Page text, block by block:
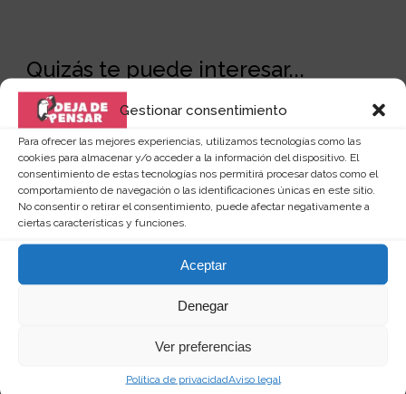
Gestionar consentimiento
Para ofrecer las mejores experiencias, utilizamos tecnologías como las
cookies para almacenar y/o acceder a la información del dispositivo. El
consentimiento de estas tecnologías nos permitirá procesar datos como el
comportamiento de navegación o las identificaciones únicas en este sitio.
No consentir o retirar el consentimiento, puede afectar negativamente a
ciertas características y funciones.
Aceptar
Denegar
Ver preferencias
Política de privacidadAviso legal
Quizás te puede interesar...